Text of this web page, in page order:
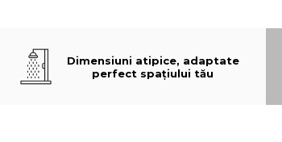
Dimensiuni atipice, adaptate
perfect spațiului tău